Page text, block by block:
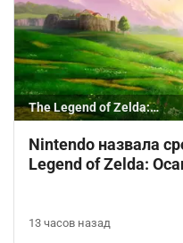
The Legend of Zelda:
Ocarina of Time
Nintendo назвала
Legend of Zelda:
13 часов назад